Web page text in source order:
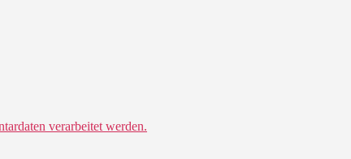
verarbeitet werden.